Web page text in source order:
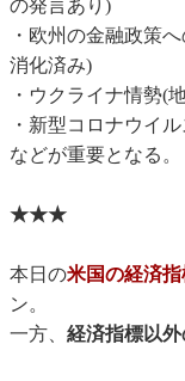
の発言あり)
・欧州の金融政策
消化済み)
・ウクライナ情勢(
・新型コロナウイ
などが重要となる。
★★★
本日の米国の経済指
ン。
一方、 経済指標以外